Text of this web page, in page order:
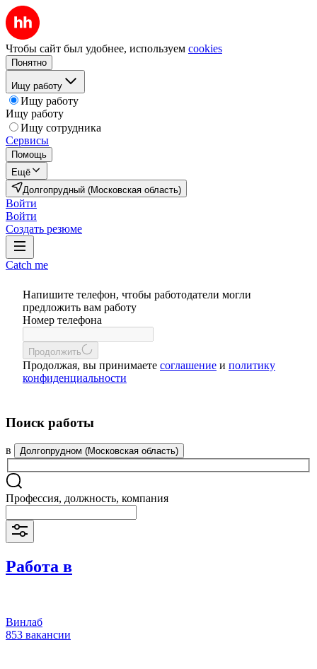
Чтобы сайт был удобнее, используем cookies
Понятно
Ищу работу
Ищу работу
Ищу работу
Ищу сотрудника
Сервисы
Помощь
Ещё
Долгопрудный (Московская область)
Войти
Войти
Создать резюме
Catch me
Напишите телефон, чтобы работодатели могли
предложить вам работу
Номер телефона
Продолжить
Продолжая, вы принимаете соглашение и политику
конфиденциальности
Поиск работы
в Долгопрудном (Московская область)
Профессия, должность, компания
Работа в
Винлаб
853 вакансии